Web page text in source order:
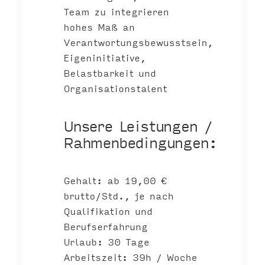
Team zu integrieren
hohes Maß an
Verantwortungsbewusstsein,
Eigeninitiative,
Belastbarkeit und
Organisationstalent
Unsere Leistungen /
Rahmenbedingungen:
Gehalt: ab 19,00 €
brutto/Std., je nach
Qualifikation und
Berufserfahrung
Urlaub: 30 Tage
Arbeitszeit: 39h / Woche